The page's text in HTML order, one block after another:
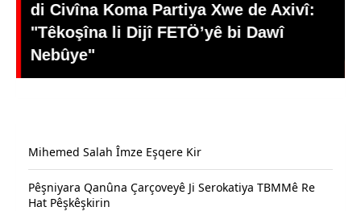
di Civîna Koma Partiya Xwe de Axivî:
"Têkoşîna li Dijî FETÖ’yê bi Dawî
Nebûye"
Mihemed Salah Îmze Eşqere Kir
Pêşniyara Qanûna Çarçoveyê Ji Serokatiya TBMMê Re
Hat Pêşkêşkirin